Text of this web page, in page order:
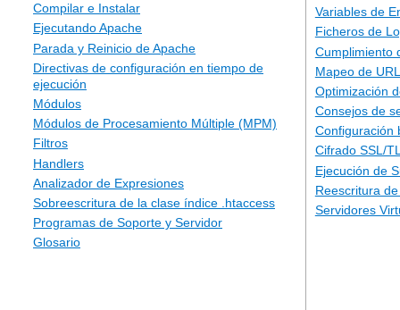
Compilar e Instalar
Ejecutando Apache
Parada y Reinicio de Apache
Directivas de configuración en tiempo de
ejecución
Módulos
Módulos de Procesamiento Múltiple (MPM)
Filtros
Handlers
Analizador de Expresiones
Sobreescritura de la clase índice .htaccess
Programas de Soporte y Servidor
Glosario
Variables de
Ficheros de
Cumplimiento
Mapeo de
Optimización
Consejos de
Configuración
Cifrado SSL/
Ejecución de
Reescritura
Servidores